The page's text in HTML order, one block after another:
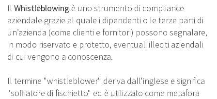
Il Whistleblowing è uno strumento di compliance
aziendale grazie al quale i dipendenti o le terze parti di
un’azienda (come clienti e fornitori) possono segnalare,
in modo riservato e protetto, eventuali illeciti aziendali
di cui vengono a conoscenza.
Il termine "whistleblower" deriva dall'inglese e significa
"soffiatore di fischietto" ed è utilizzato come metafora